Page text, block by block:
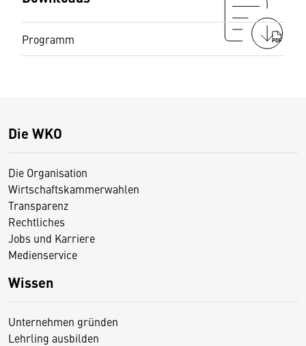
Programm PDF
Die WKO
Die Organisation
Wirtschaftskammerwahlen
Transparenz
Rechtliches
Jobs und Karriere
Medienservice
Wissen
Unternehmen gründen
Lehrling ausbilden